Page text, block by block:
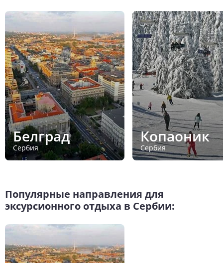
Белград
Сербия
Копаоник
Сербия
Популярные направления для
эксурсионного отдыха в Сербии: